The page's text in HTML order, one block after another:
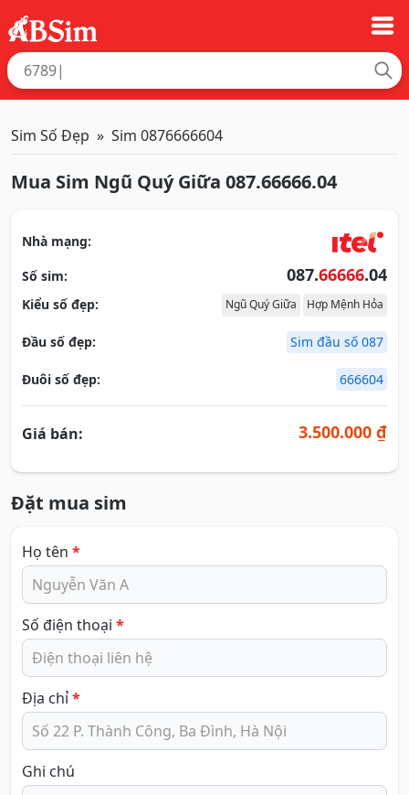
Sim Số Đẹp Sim 0876666604
Mua Sim Ngũ Quý Giữa 087.66666.04
Nhà mạng:
Số sim:
087.66666.04
Kiểu số đẹp: Ngũ Quý Giữa Hợp Mệnh Hỏa
Đầu số đẹp: Sim đầu số 087
Đuôi số đẹp: 666604
Giá bán: 3.500.000 ₫
Đặt mua sim
Họ tên *
Số điện thoại *
Địa chỉ*
Ghi chú